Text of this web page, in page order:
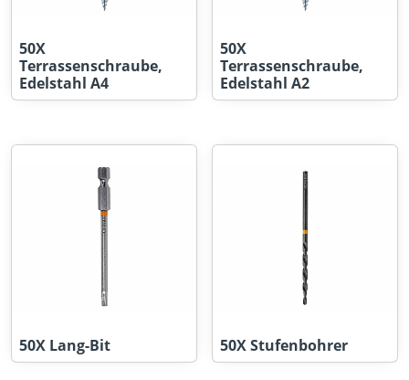
50X
Terrassenschraube,
Edelstahl A4
50X
Terrassenschraube,
Edelstahl A2
50X Lang-Bit 50X Stufenbohrer